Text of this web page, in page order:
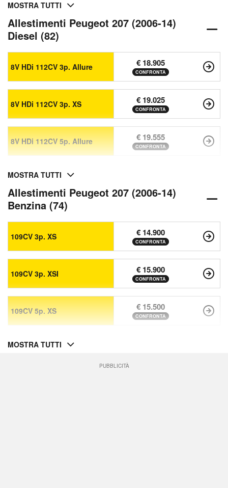
MOSTRA TUTTI
Allestimenti Peugeot 207 (2006-14)
Diesel (82)
8V HDi 112CV 3p. Allure € 18.905
CONFRONTA
8V HDi 112CV 3p. XS € 19.025
CONFRONTA
8V HDi 112CV 5p. Allure € 19.555
CONFRONTA
MOSTRA TUTTI
Allestimenti Peugeot 207 (2006-14)
Benzina (74)
109CV 3p. XS € 14.900
CONFRONTA
109CV 3p. XSI € 15.900
CONFRONTA
109CV 5p. XS € 15.500
CONFRONTA
MOSTRA TUTTI
PUBBLICITÀ